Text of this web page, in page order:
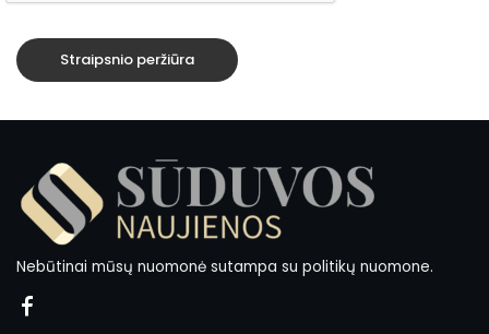
Nebūtinai mūsų nuomonė sutampa su politikų nuomone.